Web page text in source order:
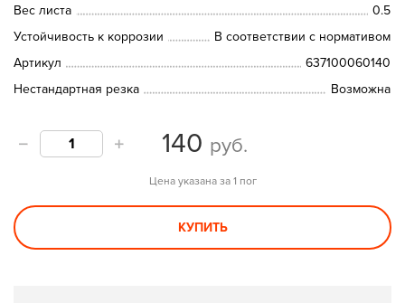
Вес листа
0.5
Устойчивость к коррозии
В соответствии с нормативом
Артикул
637100060140
Нестандартная резка
Возможна
140 руб.
Цена указана за 1 пог
КУПИТЬ